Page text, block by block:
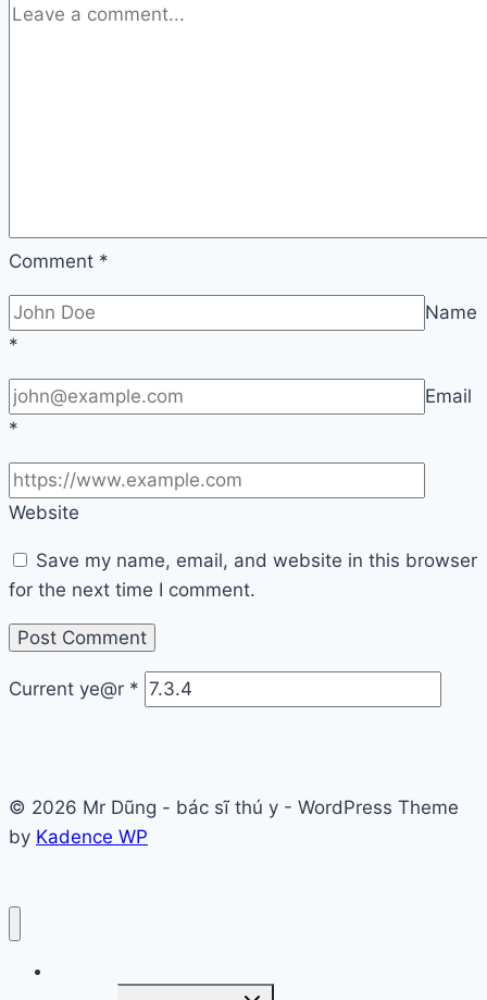
Comment *
Name
*
Email
*
Website
Save my name, email, and website in this browser
for the next time I comment.
Current ye@r *
© 2026 Mr Dũng - bác sĩ thú y - WordPress Theme
by Kadence WP